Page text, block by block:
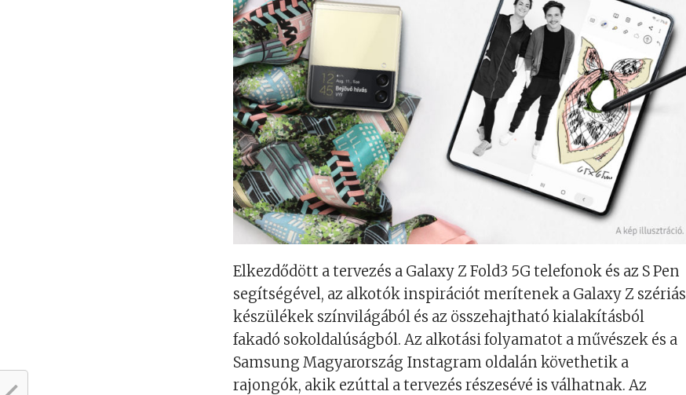
Elkezdődött a tervezés a Galaxy Z Fold3 5G telefonok és az S Pen
segítségével, az alkotók inspirációt merítenek a Galaxy Z szériás
készülékek színvilágából és az összehajtható kialakításból
fakadó sokoldalúságból. Az alkotási folyamatot a művészek és a
Samsung Magyarország Instagram oldalán követhetik a
rajongók, akik ezúttal a tervezés részesévé is válhatnak. Az